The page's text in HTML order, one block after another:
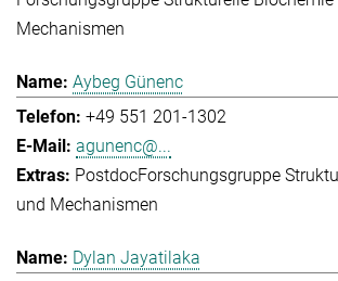
Mechanismen
Aybeg Günenc
+49 551 201-1302
agunenc@...
PostdocForschungsgruppe
und Mechanismen
Dylan Jayatilaka